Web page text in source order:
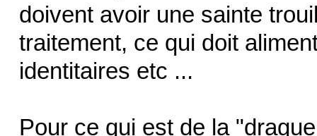
doivent avoir une sainte
traitement, ce qui doit
identitaires etc ...
Pour ce qui est de la